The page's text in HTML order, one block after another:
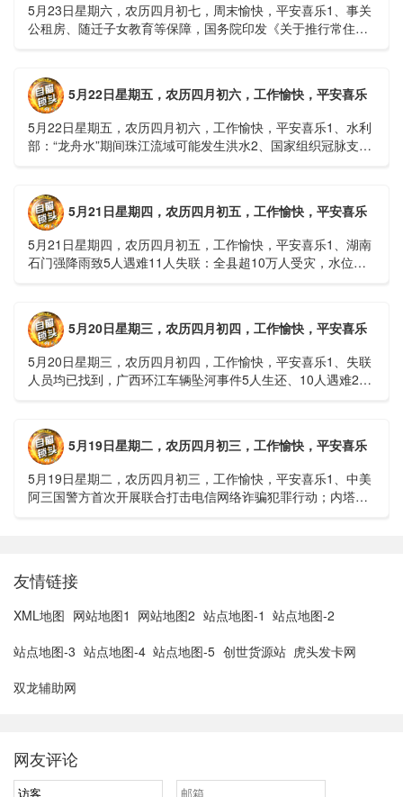
5月23日星期六，农历四月初七，周末愉快，平安喜乐1、事关
公租房、随迁子女教育等保障，国务院印发《关于推行常住地
5月22日星期五，农历四月初六，工作愉快，平安喜乐
5月22日星期五，农历四月初六，工作愉快，平安喜乐1、水利
部：“龙舟水”期间珠江流域可能发生洪水2、国家组织冠脉支架
5月21日星期四，农历四月初五，工作愉快，平安喜乐
5月21日星期四，农历四月初五，工作愉快，平安喜乐1、湖南
石门强降雨致5人遇难11人失联：全县超10万人受灾，水位正
5月20日星期三，农历四月初四，工作愉快，平安喜乐
5月20日星期三，农历四月初四，工作愉快，平安喜乐1、失联
人员均已找到，广西环江车辆坠河事件5人生还、10人遇难2、
5月19日星期二，农历四月初三，工作愉快，平安喜乐
5月19日星期二，农历四月初三，工作愉快，平安喜乐1、中美
阿三国警方首次开展联合打击电信网络诈骗犯罪行动；内塔尼
友情链接
XML地图 网站地图1 网站地图2 站点地图-1 站点地图-2
站点地图-3 站点地图-4 站点地图-5 创世货源站 虎头发卡网
双龙辅助网
网友评论